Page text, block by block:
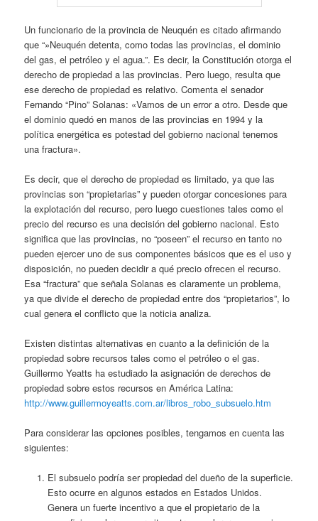
Un funcionario de la provincia de Neuquén es citado afirmando
que “»Neuquén detenta, como todas las provincias, el dominio
del gas, el petróleo y el agua.”. Es decir, la Constitución otorga el
derecho de propiedad a las provincias. Pero luego, resulta que
ese derecho de propiedad es relativo. Comenta el senador
Fernando “Pino” Solanas: «Vamos de un error a otro. Desde que
el dominio quedó en manos de las provincias en 1994 y la
política energética es potestad del gobierno nacional tenemos
una fractura».
Es decir, que el derecho de propiedad es limitado, ya que las
provincias son “propietarias” y pueden otorgar concesiones para
la explotación del recurso, pero luego cuestiones tales como el
precio del recurso es una decisión del gobierno nacional. Esto
significa que las provincias, no “poseen” el recurso en tanto no
pueden ejercer uno de sus componentes básicos que es el uso y
disposición, no pueden decidir a qué precio ofrecen el recurso.
Esa “fractura” que señala Solanas es claramente un problema,
ya que divide el derecho de propiedad entre dos “propietarios”, lo
cual genera el conflicto que la noticia analiza.
Existen distintas alternativas en cuanto a la definición de la
propiedad sobre recursos tales como el petróleo o el gas.
Guillermo Yeatts ha estudiado la asignación de derechos de
propiedad sobre estos recursos en América Latina:
http://www.guillermoyeatts.com.ar/libros_robo_subsuelo.htm
Para considerar las opciones posibles, tengamos en cuenta las
siguientes:
El subsuelo podría ser propiedad del dueño de la superficie.
Esto ocurre en algunos estados en Estados Unidos.
Genera un fuerte incentivo a que el propietario de la